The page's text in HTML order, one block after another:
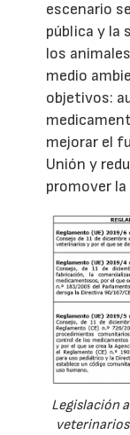
escenario
pública y la
los
medio
objetivos:
mejorar el
Unión y
promover
Legislación